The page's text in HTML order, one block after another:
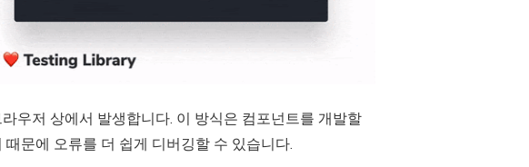
우저 상에서 발생합니다. 이 방식은 컴포넌트를 개발할
문에 오류를 더 쉽게 디버깅할 수 있습니다.